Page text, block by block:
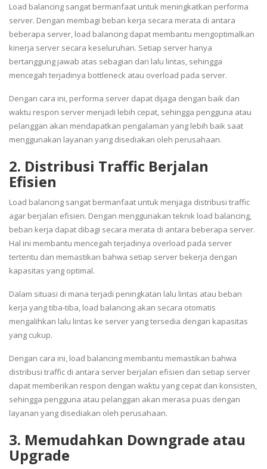
Load balancing sangat bermanfaat untuk meningkatkan performa
server. Dengan membagi beban kerja secara merata di antara
beberapa server, load balancing dapat membantu mengoptimalkan
kinerja server secara keseluruhan. Setiap server hanya
bertanggung jawab atas sebagian dari lalu lintas, sehingga
mencegah terjadinya bottleneck atau overload pada server.
Dengan cara ini, performa server dapat dijaga dengan baik dan
waktu respon server menjadi lebih cepat, sehingga pengguna atau
pelanggan akan mendapatkan pengalaman yang lebih baik saat
menggunakan layanan yang disediakan oleh perusahaan.
2. Distribusi Traffic Berjalan
Efisien
Load balancing sangat bermanfaat untuk menjaga distribusi traffic
agar berjalan efisien. Dengan menggunakan teknik load balancing,
beban kerja dapat dibagi secara merata di antara beberapa server.
Hal ini membantu mencegah terjadinya overload pada server
tertentu dan memastikan bahwa setiap server bekerja dengan
kapasitas yang optimal.
Dalam situasi di mana terjadi peningkatan lalu lintas atau beban
kerja yang tiba-tiba, load balancing akan secara otomatis
mengalihkan lalu lintas ke server yang tersedia dengan kapasitas
yang cukup.
Dengan cara ini, load balancing membantu memastikan bahwa
distribusi traffic di antara server berjalan efisien dan setiap server
dapat memberikan respon dengan waktu yang cepat dan konsisten,
sehingga pengguna atau pelanggan akan merasa puas dengan
layanan yang disediakan oleh perusahaan.
3. Memudahkan Downgrade atau
Upgrade